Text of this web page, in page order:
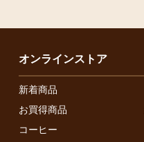
オンラインストア
新着商品
お買得商品
コーヒー